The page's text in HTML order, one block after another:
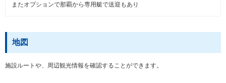
またオプションで那覇から専用艇で送迎もあり
地図
施設ルートや、周辺観光情報を確認することができます。